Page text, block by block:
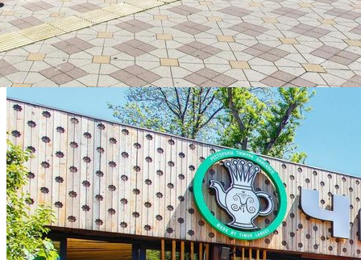
Чтобы оставить заявку на франшизу необходимо
авторизоваться на портале
Авторизоваться
Фотогалерея